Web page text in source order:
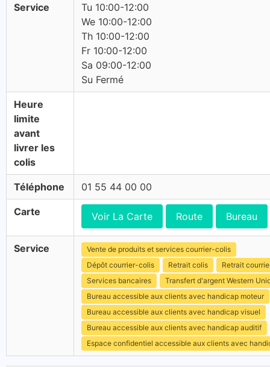
Service
Tu 10:00-12:00
We 10:00-12:00
Th 10:00-12:00
Fr 10:00-12:00
Sa 09:00-12:00
Su Fermé
Heure
limite
avant
livrer les
colis
Téléphone 01 55 44 00 00
Carte Voir La Carte Route Bureau
Service
Vente de produits et services courrier-colis
Dépôt courrier-colis
Retrait colis
Retrait
Services bancaires
Transfert d'argent Western
Bureau accessible aux clients avec handicap moteur
Bureau accessible aux clients avec handicap visuel
Bureau accessible aux clients avec handicap auditif
Espace confidentiel accessible aux clients avec